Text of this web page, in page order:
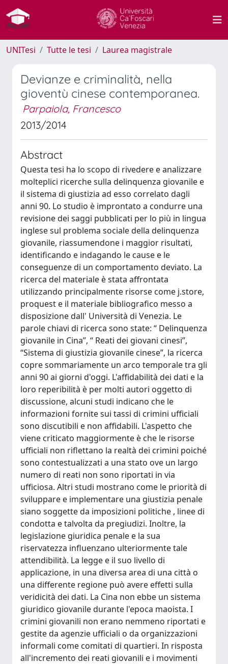
UNITesi Tutte le tesi Laurea magistrale
Devianze e criminalità, nella
gioventù cinese contemporanea.
Parpaiola, Francesco
2013/2014
Abstract
Questa tesi ha lo scopo di rivedere e analizzare
molteplici ricerche sulla delinquenza giovanile e
il sistema di giustizia ad esso correlato dagli
anni 90. Lo studio è improntato a condurre una
revisione dei saggi pubblicati per lo più in lingua
inglese sul problema sociale della delinquenza
giovanile, riassumendone i maggior risultati,
identificando e indagando le cause e le
conseguenze di un comportamento deviato. La
ricerca del materiale è stata affrontata
utilizzando principalmente risorse come j.store,
proquest e il materiale bibliografico messo a
disposizione dall' Università di Venezia. Le
parole chiavi di ricerca sono state: “ Delinquenza
giovanile in Cina”, “ Reati dei giovani cinesi”,
“Sistema di giustizia giovanile cinese”, la ricerca
copre sommariamente un arco temporale tra gli
anni 90 ai giorni d'oggi. L'affidabilità dei dati e la
loro reperibilità è per molti autori oggetto di
discussione, alcuni studi indicano che le
informazioni fornite sui tassi di crimini ufficiali
sono discutibili e non affidabili. L'aspetto che
viene criticato maggiormente è che le risorse
ufficiali non riflettano la realtà dei crimini poiché
sono contestualizzati a una stato ove un largo
numero di reati non sono riportati in via
ufficiosa. Altri studi mostrano come le priorità di
sviluppare e implementare una giustizia penale
siano soggette da imposizioni politiche , linee di
condotta e talvolta da pregiudizi. Inoltre, la
legislazione giuridica penale e la sua
riservatezza influenzano ulteriormente tale
attendibilità. La legge e il suo livello di
applicazione, in una diversa area di una città o
una differente regione può avere effetti sulla
veridicità dei dati. La Cina non ebbe un sistema
giuridico giovanile durante l'epoca maoista. I
crimini giovanili non erano nemmeno riportati e
gestite da agenzie ufficiali o da organizzazioni
informali come comitati di quartieri. In risposta
all'incremento dei reati giovanili e i movimenti